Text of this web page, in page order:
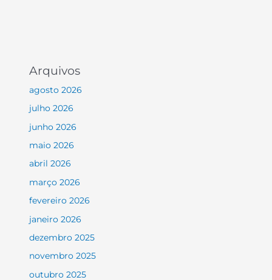
Arquivos
agosto 2026
julho 2026
junho 2026
maio 2026
abril 2026
março 2026
fevereiro 2026
janeiro 2026
dezembro 2025
novembro 2025
outubro 2025